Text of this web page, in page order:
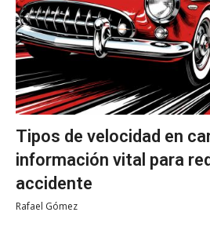
Tipos de velocidad en
información vital para
accidente
Rafael Gómez